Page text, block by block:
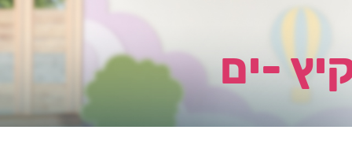
-ים